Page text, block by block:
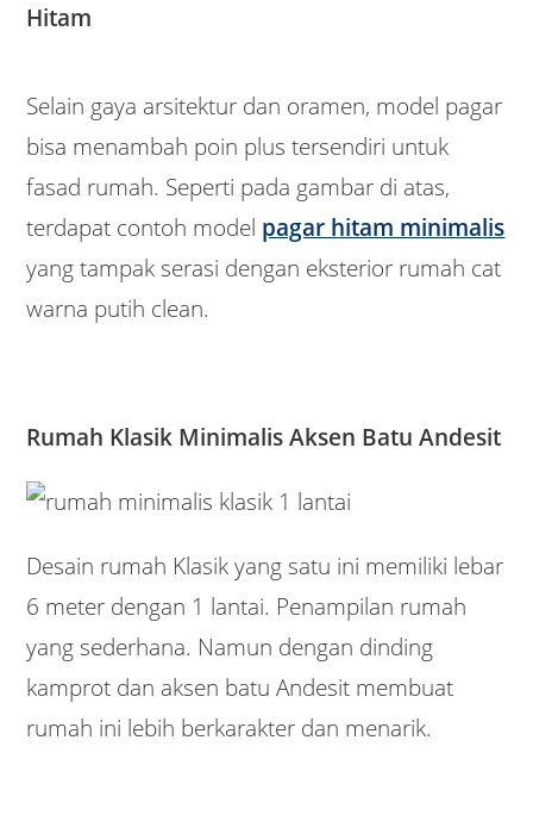
Hitam
Selain gaya arsitektur dan oramen, model pagar
bisa menambah poin plus tersendiri untuk
fasad rumah. Seperti pada gambar di atas,
terdapat contoh model pagar hitam minimalis
yang tampak serasi dengan eksterior rumah cat
warna putih clean.
Rumah Klasik Minimalis Aksen Batu Andesit
Desain rumah Klasik yang satu ini memiliki lebar
6 meter dengan 1 lantai. Penampilan rumah
yang sederhana. Namun dengan dinding
kamprot dan aksen batu Andesit membuat
rumah ini lebih berkarakter dan menarik.